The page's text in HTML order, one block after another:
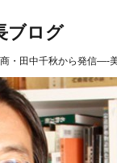
ブログ
・田中千秋から発信—-